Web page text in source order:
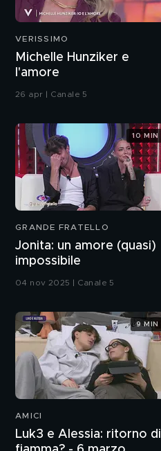
VERISSIMO
Michelle Hunziker e
l'amore
26 apr | Canale 5
GRANDE FRATELLO
Jonita: un amore (quasi)
impossibile
04 nov 2025 | Canale 5
10 MIN
AMICI
Luk3 e Alessia: ritorno di
9 MIN